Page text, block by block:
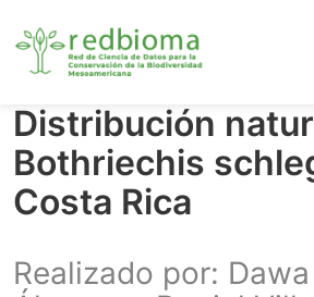
Distribución
Bothriechis
Costa Rica
Realizado por: